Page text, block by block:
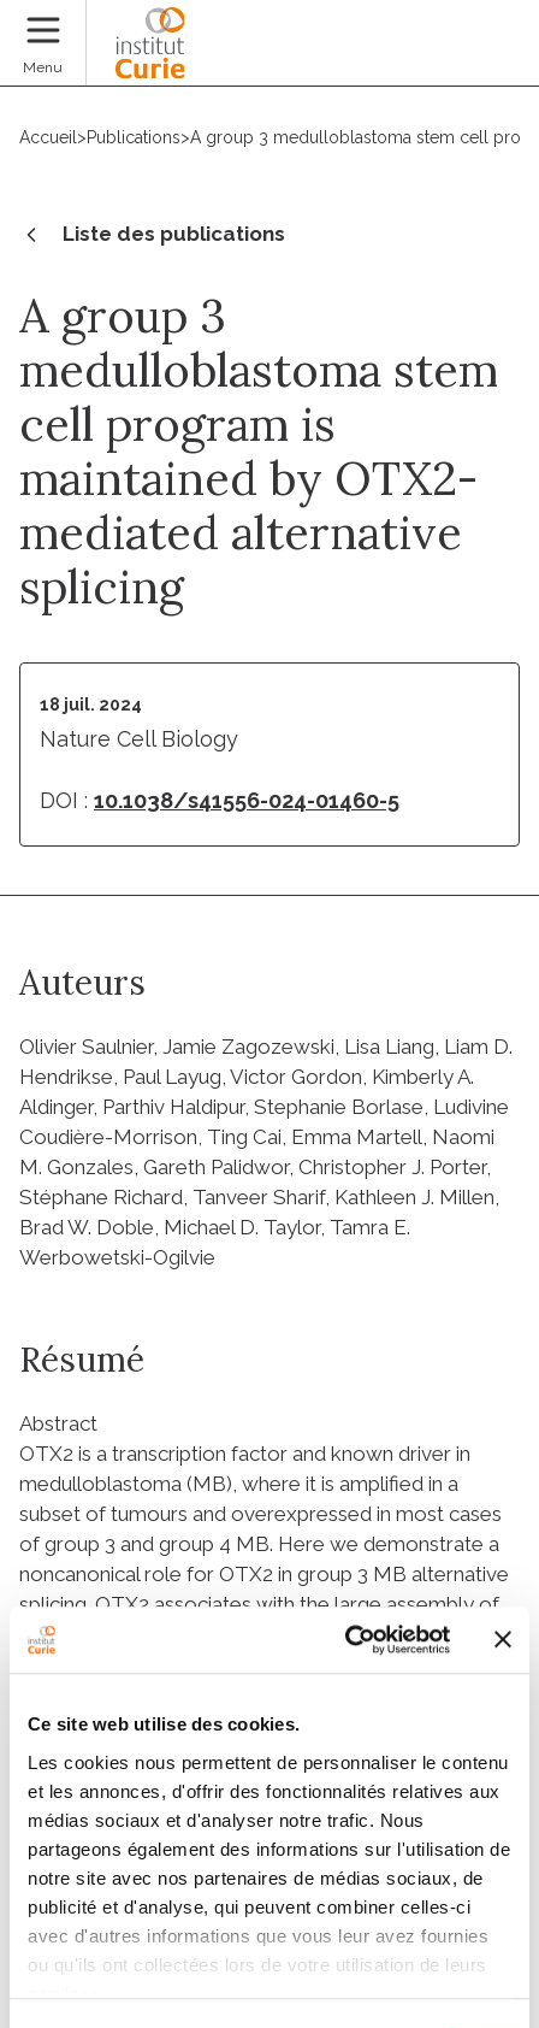
Ce site web utilise des cookies.
Les cookies nous permettent de personnaliser le contenu
et les annonces, d'offrir des fonctionnalités relatives aux
médias sociaux et d'analyser notre trafic. Nous
partageons également des informations sur l'utilisation de
notre site avec nos partenaires de médias sociaux, de
publicité et d'analyse, qui peuvent combiner celles-ci
avec d'autres informations que vous leur avez fournies
ou qu'ils ont collectées lors de votre utilisation de leurs
Menu
Accueil >Publications>A group 3 medulloblastoma stem cell
Liste des publications
A group 3
medulloblastoma stem
cell program is
maintained by OTX2-
mediated alternative
splicing
18 juil. 2024
Nature Cell Biology
DOI : 10.1038/s41556-024-01460-5
Auteurs
Olivier Saulnier, Jamie Zagozewski, Lisa Liang, Liam D.
Hendrikse, Paul Layug, Victor Gordon, Kimberly A.
Aldinger, Parthiv Haldipur, Stephanie Borlase, Ludivine
Coudière-Morrison, Ting Cai, Emma Martell, Naomi
M. Gonzales, Gareth Palidwor, Christopher J. Porter,
Stéphane Richard, Tanveer Sharif, Kathleen J. Millen,
Brad W. Doble, Michael D. Taylor, Tamra E.
Werbowetski-Ogilvie
Résumé
Abstract
OTX2 is a transcription factor and known driver in
medulloblastoma (MB), where it is amplified in a
subset of tumours and overexpressed in most cases
of group 3 and group 4 MB. Here we demonstrate a
noncanonical role for OTX2 in group 3 MB alternative
splicing. OTX2 associates with the large assembly of
splicing regulators complex through protein–protein
interactions and regulates a stem cell splicing
this may be partially independent of its DNA
regulatory functions. OTX2 controls a pro-
tumorigenic splicing program that is mirrored in human
cerebellar rhombic lip origins. Among the OTX2-
regulated differentially spliced genes,PPHLN1is
expressed in the most primitive rhombic lip stem cells,
and targetingPPHLN1splicing reduces tumour
growth and enhances survival in vivo. These findings
identify OTX2-mediated alternative splicing as a major